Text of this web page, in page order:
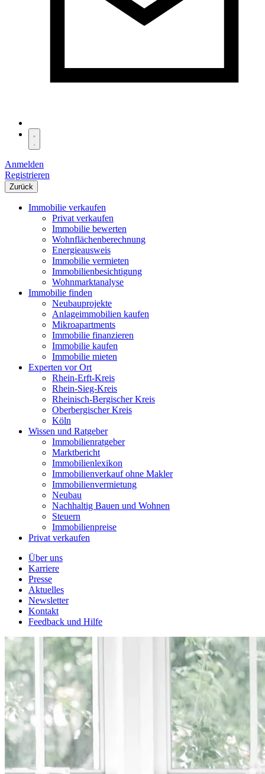
Anmelden
Registrieren
Zurück
Immobilie verkaufen
Privat verkaufen
Immobilie bewerten
Wohnflächenberechnung
Energieausweis
Immobilie vermieten
Immobilienbesichtigung
Wohnmarktanalyse
Immobilie finden
Neubauprojekte
Anlageimmobilien kaufen
Mikroapartments
Immobilie finanzieren
Immobilie kaufen
Immobilie mieten
Experten vor Ort
Rhein-Erft-Kreis
Rhein-Sieg-Kreis
Rheinisch-Bergischer Kreis
Oberbergischer Kreis
Köln
Wissen und Ratgeber
Immobilienratgeber
Marktbericht
Immobilienlexikon
Immobilienverkauf ohne Makler
Immobilienvermietung
Neubau
Nachhaltig Bauen und Wohnen
Steuern
Immobilienpreise
Privat verkaufen
Über uns
Karriere
Presse
Aktuelles
Newsletter
Kontakt
Feedback und Hilfe